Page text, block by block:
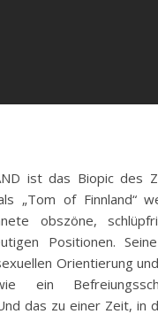
ist das Biopic des
„Tom of Finnland“
obszöne,
Positionen.
Orientierung
ein
das zu einer Zeit, in